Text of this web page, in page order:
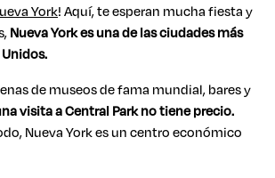
York! Aquí, te esperan mucha fiesta y
Nueva York es una de las ciudades más
de museos de fama mundial, bares y
visita a Central Park no tiene precio.
Nueva York es un centro económico